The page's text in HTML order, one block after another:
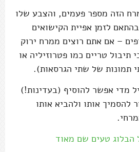
הזה מספר פעמים, והצבע שלו
לזמן אפיית הקישואים
– אם אתם רוצים ממרח ירוק
תיבול טריים כמו פטרוזיליה או
תמונות של שתי הגרסאות).
מדי אפשר להוסיף (בעדינות!)
להסמיך אותו ולהביא אותו
הבלוג טעים שם מאוד